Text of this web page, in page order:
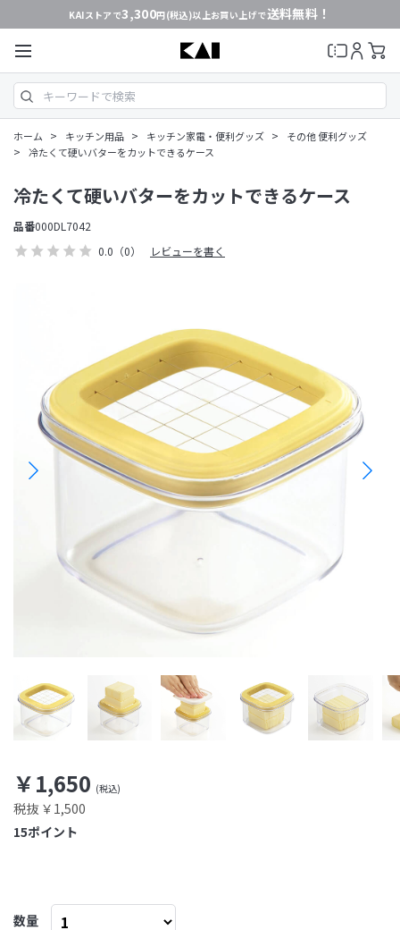
KAIストアで3,300円(税込)以上お買い上げで送料無料！
ホーム > キッチン用品 > キッチン家電・便利グッズ > その他 便利グッズ
> 冷たくて硬いバターをカットできるケース
0.0 （0） レビューを書く
冷たくて硬いバターをカットできるケース
￥1,650
税抜 ￥1,500
品番000DL7042
ポイント
15
数量